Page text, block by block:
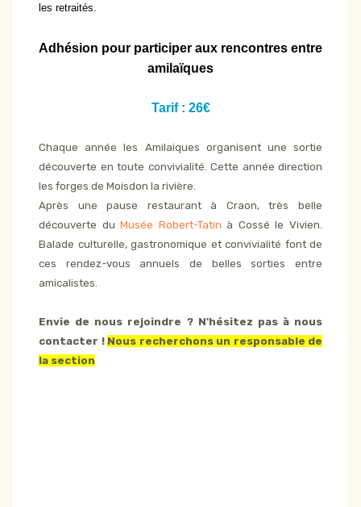
les retraités.
Adhésion pour participer aux rencontres entre
amilaïques
Tarif : 26€
Chaque année les Amilaiques organisent une sortie
découverte en toute convivialité. Cette année direction
les forges de Moisdon la rivière.
Après une pause restaurant à Craon, très belle
découverte duMusée Robert-Tatin à Cossé le Vivien.
Balade culturelle, gastronomique et convivialité font de
ces rendez-vous annuels de belles sorties entre
amicalistes.
Envie de nous rejoindre ? N'hésitez pas à nous
contacter ! Nous recherchons un responsable de
la section